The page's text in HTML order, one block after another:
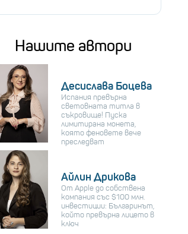
Нашите автори
Десислава Боцева
Испания превърна
световната титла в
съкровище! Пуска
лимитирана монета,
която феновете вече
преследват
Айлин Дрикова
От Apple до собствена
компания със $100 млн.
инвестиции: Българинът,
който превърна лицето в
ключ